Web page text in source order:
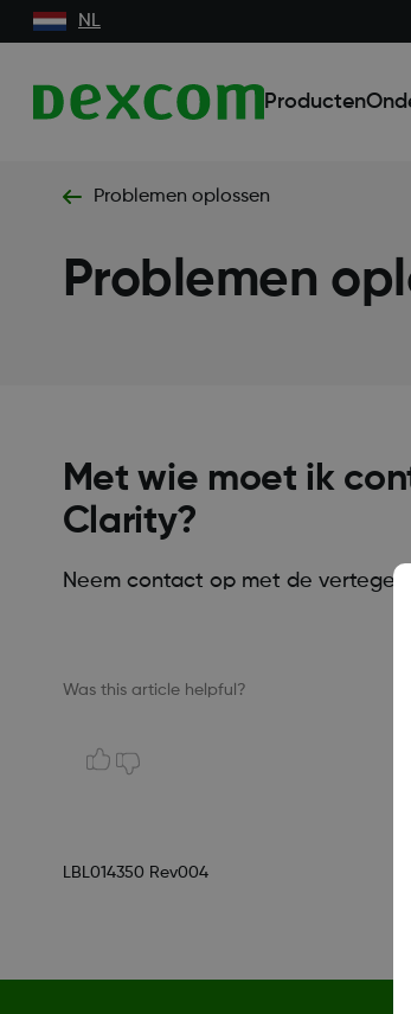
NL
Producten
Problemen oplossen
Problemen
Met wie moet ik
Clarity?
Neem contact op met de
Was this article helpful?
LBL014350 Rev004